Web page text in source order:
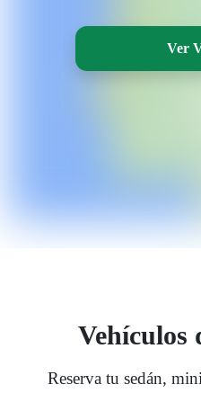
Ver
Vehículos
Reserva tu sedán,